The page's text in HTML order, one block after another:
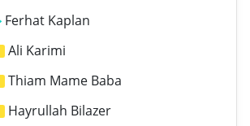
Ferhat Kaplan
Ali Karimi
Thiam Mame Baba
Hayrullah Bilazer